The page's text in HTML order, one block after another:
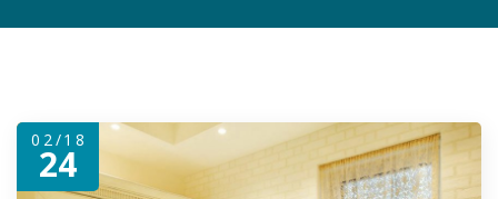
02/18
24